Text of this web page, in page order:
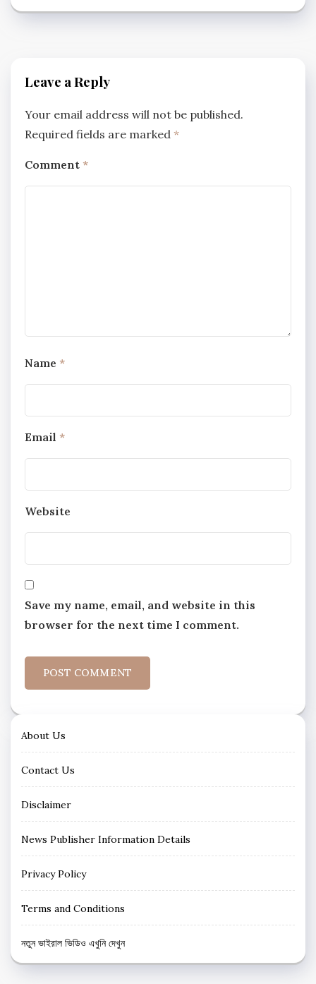
Leave a Reply
Your email address will not be published.
Required fields are marked *
Comment *
Name *
Email *
Website
Save my name, email, and website in this
browser for the next time I comment.
About Us
Contact Us
Disclaimer
News Publisher Information Details
Privacy Policy
Terms and Conditions
নতুন ভাইরাল ভিডিও এখুনি দেখুন